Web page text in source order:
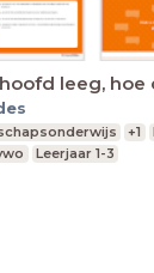
leeg, hoe
+1
Leerjaar 1-3